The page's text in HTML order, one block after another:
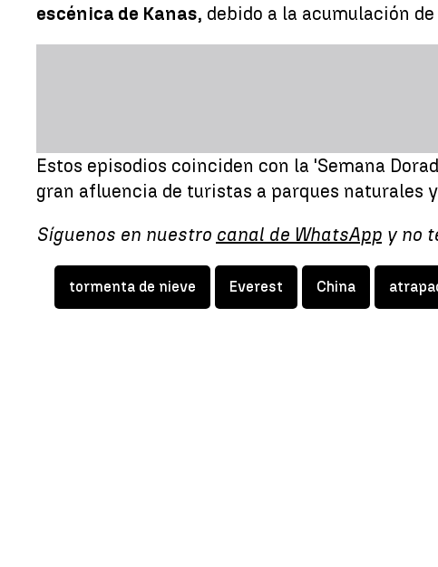
escénica de Kanas, debido a la acumulación
Estos episodios coinciden con la 'Semana
gran afluencia de turistas a parques naturales
Síguenos en nuestro canal de WhatsApp y no
tormenta de nieve Everest China